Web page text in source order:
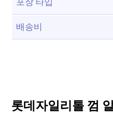
배송비
롯데자일리톨 껌